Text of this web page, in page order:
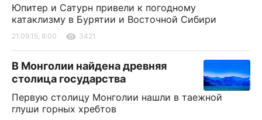
Юпитер и Сатурн привели к погодному
катаклизму в Бурятии и Восточной Сибири
21.09.15, 8:00 3421
В Монголии найдена древняя
столица государства
Первую столицу Монголии нашли в таежной
глуши горных хребтов